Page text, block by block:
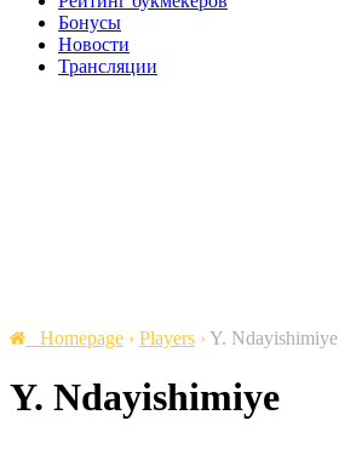
Бонусы
Новости
Трансляции
Homepage › Players ›Y. Ndayishimiye
Y. Ndayishimiye